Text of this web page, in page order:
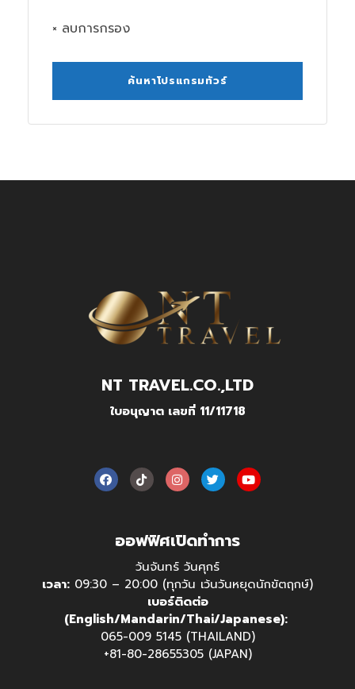
× ลบการกรอง
NT TRAVEL.CO.,LTD
ใบอนุญาต เลขที่ 11/11718
ออฟฟิศเปิดทำการ
วันจันทร์ วันศุกร์
เวลา: 09:30 – 20:00 (ทุกวัน เว้นวันหยุดนักขัตฤกษ์)
เบอร์ติดต่อ
(English/Mandarin/Thai/Japanese):
065-009 5145 (THAILAND)
+81-80-28655305 (JAPAN)